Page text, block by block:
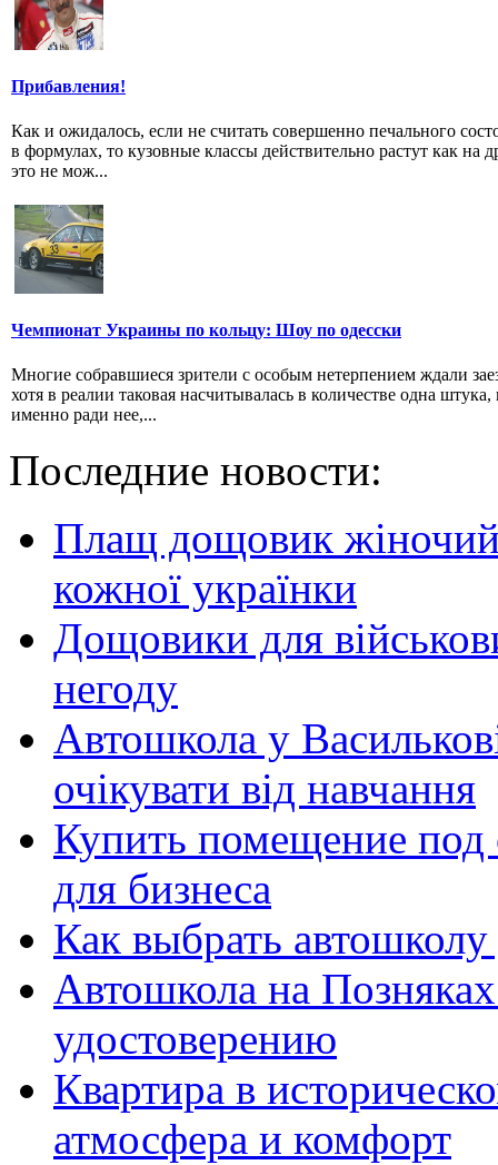
Прибавления!
Как и ожидалось, если не считать совершенно печального
в формулах, то кузовные классы действительно растут как на
это не мож...
Чемпионат Украины по кольцу: Шоу по одесски
Многие собравшиеся зрители с особым нетерпением ждали
хотя в реалии таковая насчитывалась в количестве одна штука,
именно ради нее,...
Последние новости:
Плащ дощовик
кожної українки
Дощовики для
негоду
Автошкола у
очікувати від навчання
Купить помещение под
для бизнеса
Как выбрать
Автошкола на
удостоверению
Квартира в
атмосфера и комфорт